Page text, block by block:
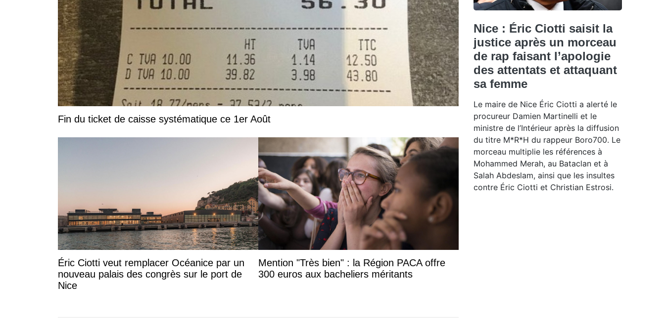
Fin du ticket de caisse systématique ce 1er Août
Éric Ciotti veut remplacer Océanice par un
nouveau palais des congrès sur le port de
Nice
Mention "Très bien" : la Région PACA offre
300 euros aux bacheliers méritants
Nice : Éric Ciotti saisit la
justice après un morceau
de rap faisant l’apologie
des attentats et attaquant
sa femme
Le maire de Nice Éric Ciotti a alerté le
procureur Damien Martinelli et le
ministre de l’Intérieur après la diffusion
du titre M*R*H du rappeur Boro700. Le
morceau multiplie les références à
Mohammed Merah, au Bataclan et à
Salah Abdeslam, ainsi que les insultes
contre Éric Ciotti et Christian Estrosi.